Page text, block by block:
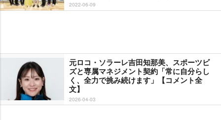
2022-06-09
元ロコ・ソラーレ吉田知那美、スポーツビ
ズと専属マネジメント契約「常に自分らし
く、全力で挑み続けます」【コメント全
文】
2026-04-03